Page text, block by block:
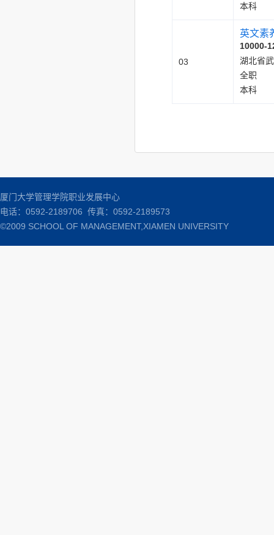
本科
03
英文素
10000-
湖北省
全职
本科
厦门大学管理学院职业发展中心
电话：0592-2189706 传真：0592-2189573
©2009 SCHOOL OF MANAGEMENT,XIAMEN UNIVERSITY